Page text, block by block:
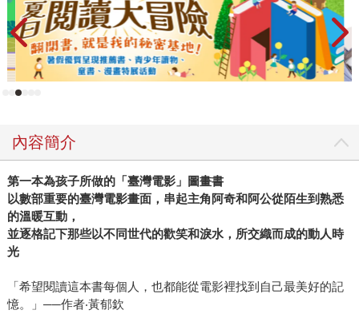
內容簡介
第一本為孩子所做的「臺灣電影」圖畫書
以數部重要的臺灣電影畫面，串起主角阿奇和阿公從陌生到熟悉
的溫暖互動，
並逐格記下那些以不同世代的歡笑和淚水，所交織而成的動人時
光
「希望閱讀這本書每個人，也都能從電影裡找到自己最美好的記
憶。」──作者‧黃郁欽